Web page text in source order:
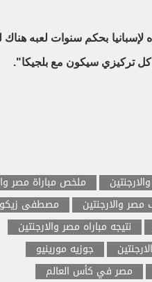
لإسبانيا بحكم سنوات لعبه
كل تركيزي سيكون مع بلجيكا".
ملخص مباراة مصر
والارجنتين
مصطفى زيكو
نتيجه مباراه مصر والارجنتين
جوزيه مورينيو
مصر في كأس العالم